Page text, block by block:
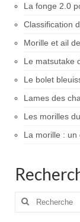
La fonge 2.0
Classification
Morille et ail
Le matsutake
Le bolet
Lames des
Les morilles
La morille : un
Rechercher